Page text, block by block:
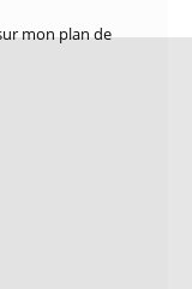
mon plan de